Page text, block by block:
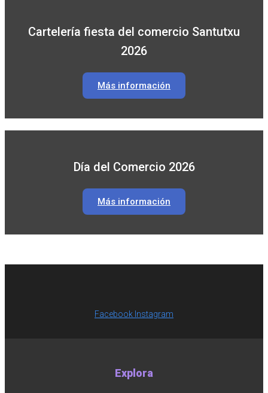
Cartelería fiesta del comercio Santutxu
2026
Más información
Día del Comercio 2026
Más información
Facebook Instagram
Explora